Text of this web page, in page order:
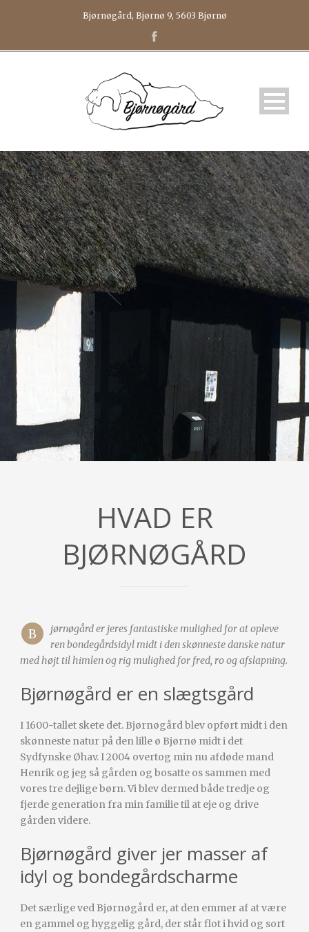
Bjørnøgård, Bjørnø 9, 5603 Bjørnø
HVAD ER
BJØRNØGÅRD
B
jørnøgård er jeres fantastiske mulighed for at opleve
ren bondegårdsidyl midt i den skønneste danske natur
med højt til himlen og rig mulighed for fred, ro og afslapning.
Bjørnøgård er en slægtsgård
I 1600-tallet skete det. Bjørnøgård blev opført midt i den
skønneste natur på den lille ø Bjørnø midt i det
Sydfynske Øhav. I 2004 overtog min nu afdøde mand
Henrik og jeg så gården og bosatte os sammen med
vores tre dejlige børn. Vi blev dermed både tredje og
fjerde generation fra min familie til at eje og drive
gården videre.
Bjørnøgård giver jer masser af
idyl og bondegårdscharme
Det særlige ved Bjørnøgård er, at den emmer af at være
en gammel og hyggelig gård, der står flot i hvid og sort